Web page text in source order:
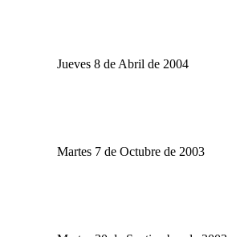
Jueves 8 de Abril de 2004
Martes 7 de Octubre de 2003